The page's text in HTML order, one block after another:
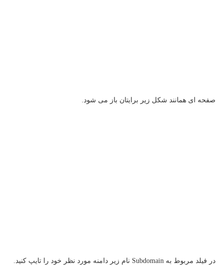
صفحه ای همانند شکل زیر برایتان باز می شود.
در فیلد مربوط به Subdomain نام زیر دامنه مورد نظر خود را تایپ کنید.